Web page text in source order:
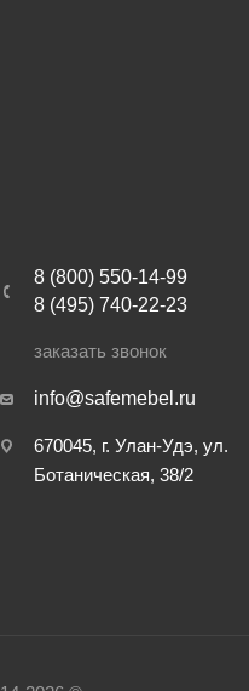
8 (800) 550-14-99
8 (495) 740-22-23
заказать звонок
info@safemebel.ru
670045, г. Улан-Удэ, ул.
Ботаническая, 38/2